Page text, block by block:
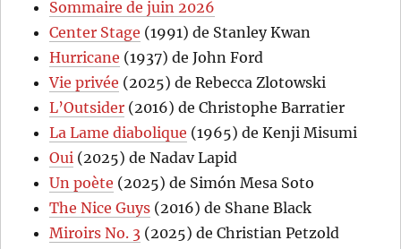
Sommaire de juin 2026
Center Stage (1991) de Stanley Kwan
Hurricane (1937) de John Ford
Vie privée (2025) de Rebecca Zlotowski
L’Outsider (2016) de Christophe Barratier
La Lame diabolique (1965) de Kenji Misumi
Oui (2025) de Nadav Lapid
Un poète (2025) de Simón Mesa Soto
The Nice Guys (2016) de Shane Black
Miroirs No. 3 (2025) de Christian Petzold